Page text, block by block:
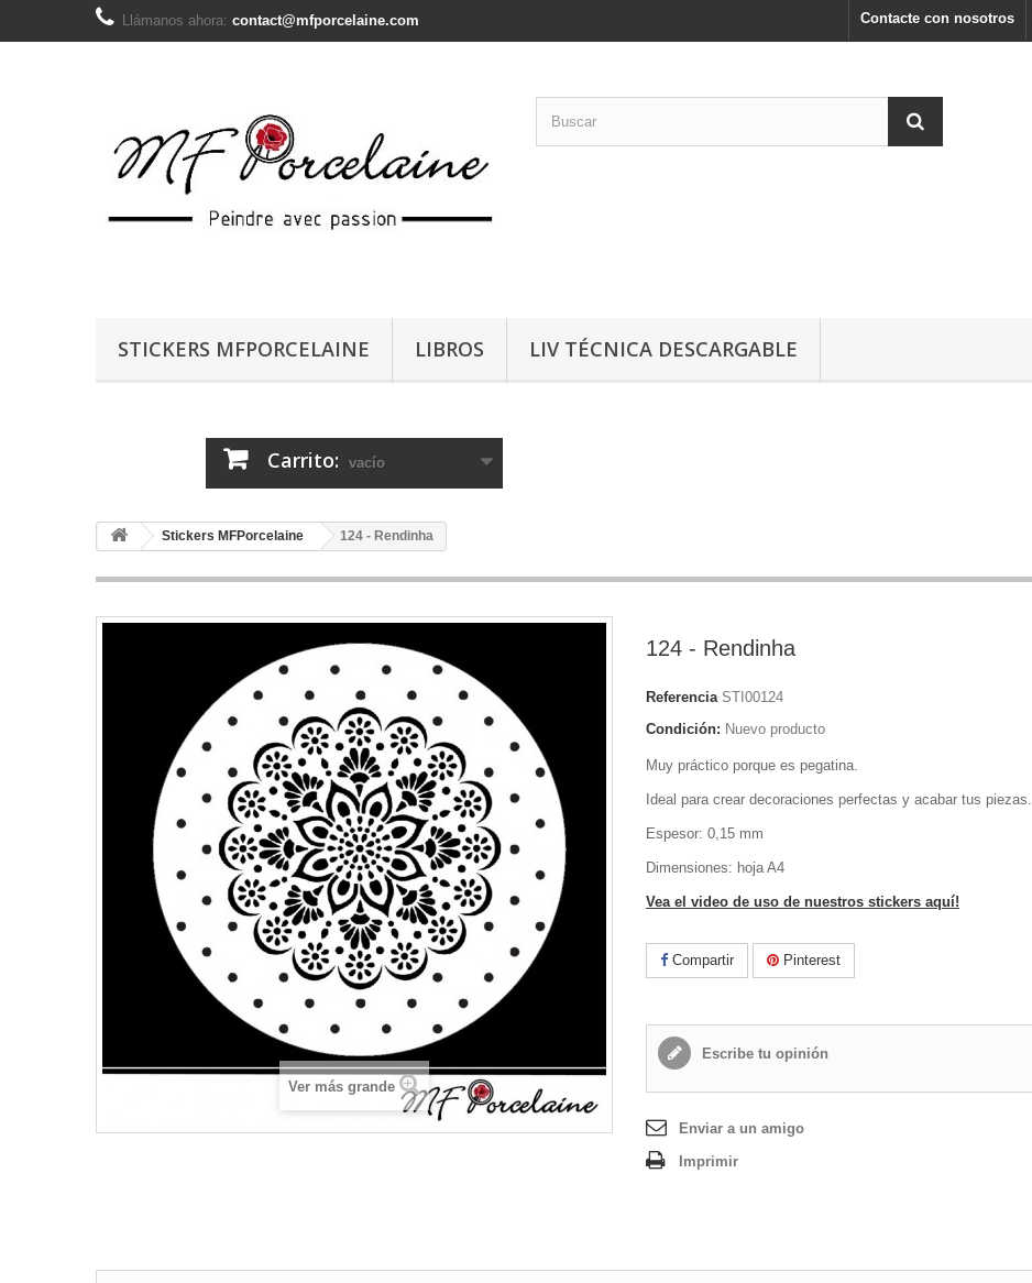
Contacte con nosotros
Llámanos ahora: contact@mfporcelaine.com
STICKERS MFPORCELAINE LIBROS LIV TÉCNICA DESCARGABLE
Carrito: vacío
Stickers MFPorcelaine 124 - Rendinha
Ver más grande
124 - Rendinha
Referencia STI00124
Condición: Nuevo producto
Muy práctico porque es pegatina.
Ideal para crear decoraciones perfectas y acabar tus piezas.
Espesor: 0,15 mm
Dimensiones: hoja A4
Vea el video de uso de nuestros stickers aquí!
Compartir Pinterest
Escribe tu opinión
Enviar a un amigo
Imprimir